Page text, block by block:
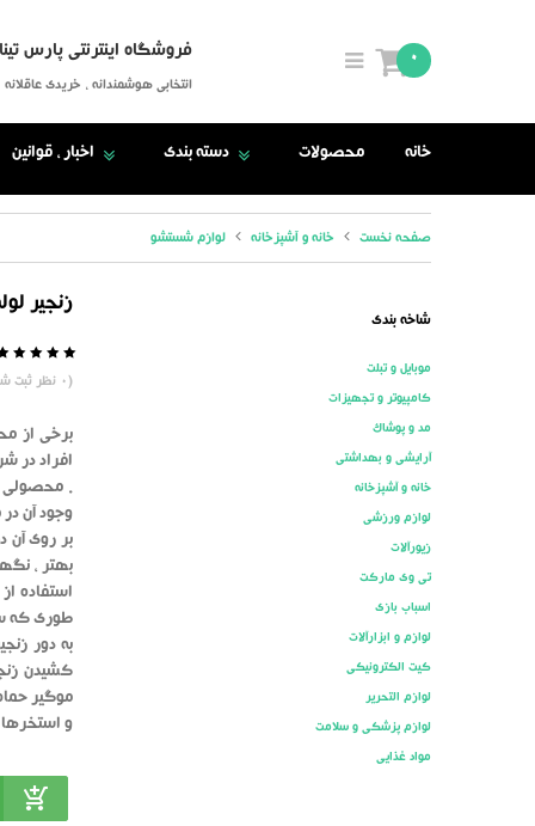
فروشگاه اینترنتی پارس تینا
انتخابی هوشمندانه ، خریدی عاقلانه
0
خانه محصولات دسته بندی اخبار ، قوانین
صفحه نخست خانه و آشپزخانه لوازم شستشو
زنجیر
50
(
0 نظر ثبت
برخی از
افراد در
. محصولی
بر روی آن
بهتر ،
استفاده
طوری که
به دور
کشیدن
و استخرها
شاخه بندی
موبایل و تبلت
کامپیوتر و تجهیزات
مد و پوشاک
آرایشی و بهداشتی
خانه و آشپزخانه
لوازم ورزشی
زیورآلات
تی وی مارکت
اسباب بازی
لوازم و ابزارآلات
کیت الکترونیکی
لوازم التحریر
لوازم پزشکی و سلامت
مواد غذایی